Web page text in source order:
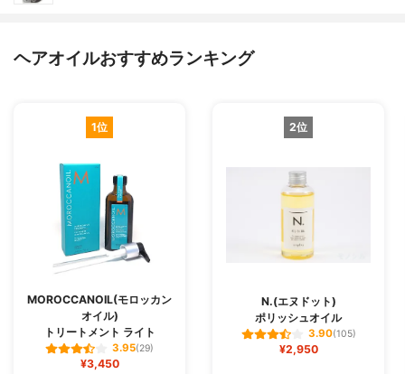
ヘアオイルおすすめランキング
1位
MOROCCANOIL(モロッカン
オイル)
トリートメント ライト
3.95(29)
¥3,450
2位
N.(エヌドット)
ポリッシュオイル
3.90(105)
¥2,950